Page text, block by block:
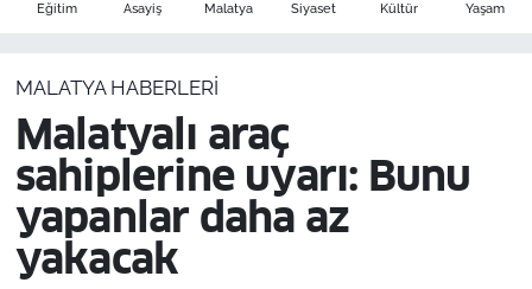
Eğitim Asayiş Malatya Siyaset Kültür Yaşam
MALATYA HABERLERI
Malatyalı araç
sahiplerine uyarı: Bunu
yapanlar daha az
yakacak
Resmi İlanlar
Son Dakika Haberleri
Haber Arşivi